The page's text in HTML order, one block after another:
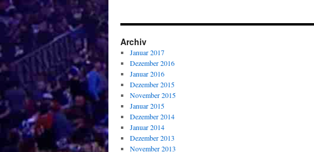
Archiv
Januar 2017
Dezember 2016
Januar 2016
Dezember 2015
November 2015
Januar 2015
Dezember 2014
Januar 2014
Dezember 2013
November 2013